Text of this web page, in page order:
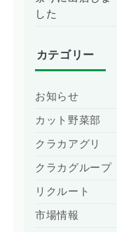
した
カテゴリー
お知らせ
カット野菜部
クラカアグリ
クラカグループ
リクルート
市場情報